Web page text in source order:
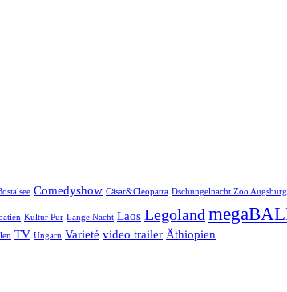
Comedyshow Cäsar&Cleopatra Dschungelnacht Zoo Augsburg
Kultur Pur Lange Nacht Laos Legoland
TV Ungarn Varieté video trailer Äthiopien